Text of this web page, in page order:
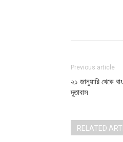
Previous article
২১ জানুয়ারি থেকে
দূতাবাস
RELATED